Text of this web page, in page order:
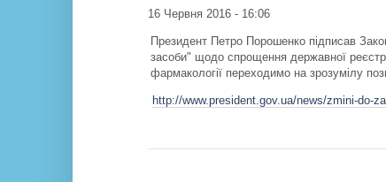
16 Червня 2016 - 16:06
Президент Петро Порошенко підписав
засоби" щодо спрощення державної
фармакології переходимо на зрозумілу
http://www.president.gov.ua/news/zmini-do-